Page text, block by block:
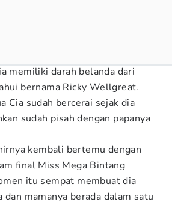
memiliki darah belanda dari
bernama Ricky Wellgreat.
Cia sudah bercerai sejak dia
sudah pisah dengan papanya
kembali bertemu dengan
final Miss Mega Bintang
itu sempat membuat dia
dan mamanya berada dalam satu